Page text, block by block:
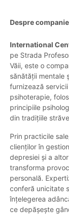
Despre
International
pe Strada
Văii, este o
sănătății mentale
furnizează
psihoterapie,
principiile
din tradițiile
Prin practicile
clienților în
depresiei și a
transforma
personală.
conferă unicitate
înțelegerea
ce depășește